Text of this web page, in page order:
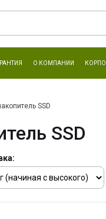
О КОМПАНИИ
SSD
SSD